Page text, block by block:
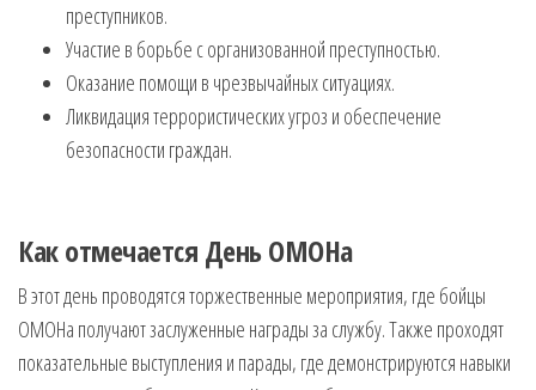
преступников.
Участие в борьбе с организованной преступностью.
Оказание помощи в чрезвычайных ситуациях.
Ликвидация террористических угроз и обеспечение
безопасности граждан.
Как отмечается День ОМОНа
В этот день проводятся торжественные мероприятия, где бойцы
ОМОНа получают заслуженные награды за службу. Также проходят
показательные выступления и парады, где демонстрируются навыки